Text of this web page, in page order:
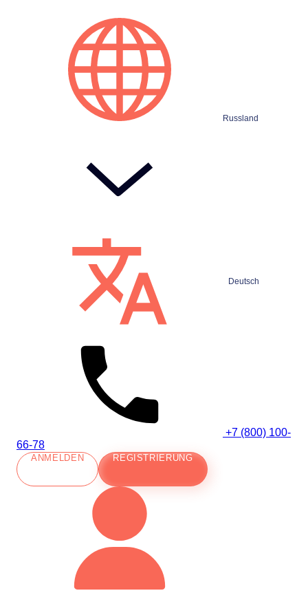
Russland
Deutsch
+7 (800) 100-
66-78
ANMELDEN REGISTRIERUNG